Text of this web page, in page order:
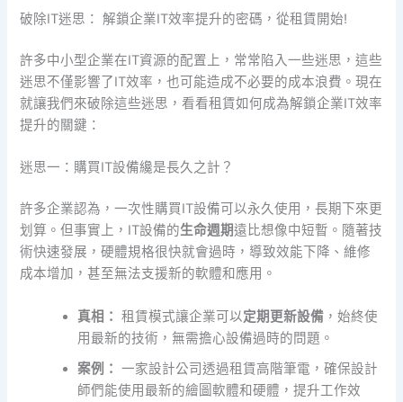
破除IT迷思： 解鎖企業IT效率提升的密碼，從租賃開始!
許多中小型企業在IT資源的配置上，常常陷入一些迷思，這些
迷思不僅影響了IT效率，也可能造成不必要的成本浪費。現在
就讓我們來破除這些迷思，看看租賃如何成為解鎖企業IT效率
提升的關鍵：
迷思一：購買IT設備纔是長久之計？
許多企業認為，一次性購買IT設備可以永久使用，長期下來更
划算。但事實上，IT設備的生命週期遠比想像中短暫。隨著技
術快速發展，硬體規格很快就會過時，導致效能下降、維修
成本增加，甚至無法支援新的軟體和應用。
真相： 租賃模式讓企業可以定期更新設備 ，始終使
用最新的技術，無需擔心設備過時的問題。
案例： 一家設計公司透過租賃高階筆電，確保設計
師們能使用最新的繪圖軟體和硬體，提升工作效